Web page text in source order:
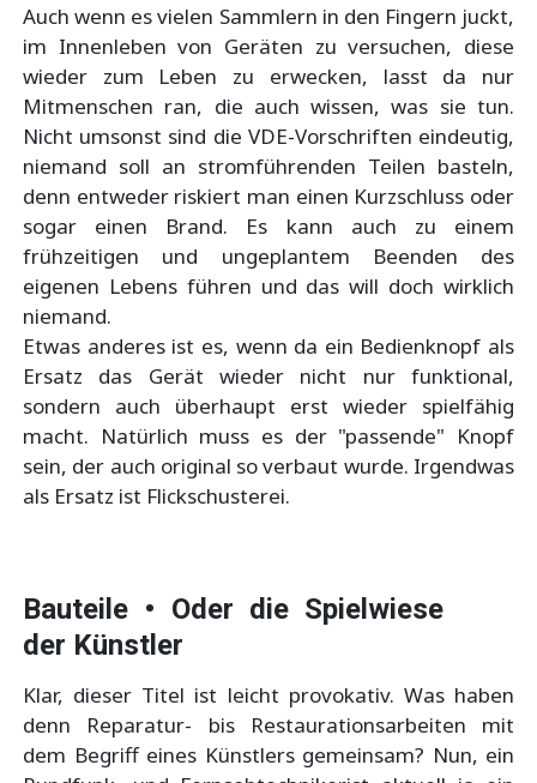
Auch wenn es vielen Sammlern in den Fingern juckt,
im Innenleben von Geräten zu versuchen, diese
wieder zum Leben zu erwecken, lasst da nur
Mitmenschen ran, die auch wissen, was sie tun.
Nicht umsonst sind die VDE-Vorschriften eindeutig,
niemand soll an stromführenden Teilen basteln,
denn entweder riskiert man einen Kurzschluss oder
sogar einen Brand. Es kann auch zu einem
frühzeitigen und ungeplantem Beenden des
eigenen Lebens führen und das will doch wirklich
niemand.
Etwas anderes ist es, wenn da ein Bedienknopf als
Ersatz das Gerät wieder nicht nur funktional,
sondern auch überhaupt erst wieder spielfähig
macht. Natürlich muss es der "passende" Knopf
sein, der auch original so verbaut wurde. Irgendwas
als Ersatz ist Flickschusterei.
Bauteile • Oder die Spielwiese
der Künstler
Klar, dieser Titel ist leicht provokativ. Was haben
denn Reparatur- bis Restaurationsarbeiten mit
dem Begriff eines Künstlers gemeinsam? Nun, ein